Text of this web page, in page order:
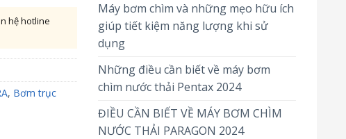
Máy bơm chìm và những mẹo hữu ích
giúp tiết kiệm năng lượng khi sử
dụng
Những điều cần biết về máy bơm
chìm nước thải Pentax 2024
ĐIỀU CẦN BIẾT VỀ MÁY BƠM CHÌM
NƯỚC THẢI PARAGON 2024
hệ hotline
, Bơm trục